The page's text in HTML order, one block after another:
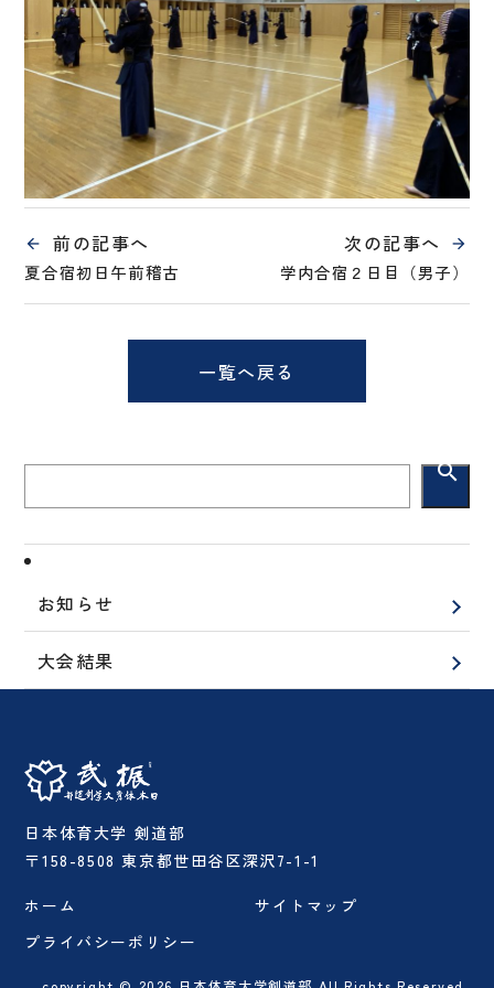
前の記事へ
夏合宿初日午前稽古
次の記事へ
学内合宿２日目（男子）
一覧へ戻る
search
お知らせ
大会結果
日本体育大学 剣道部
〒158-8508 東京都世田谷区深沢7-1-1
ホーム
プライバシーポリシー
サイトマップ